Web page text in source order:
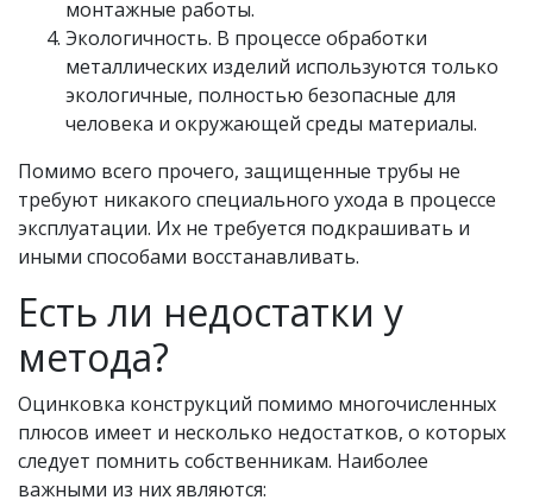
монтажные работы.
Экологичность. В процессе обработки
металлических изделий используются только
экологичные, полностью безопасные для
человека и окружающей среды материалы.
Помимо всего прочего, защищенные трубы не
требуют никакого специального ухода в процессе
эксплуатации. Их не требуется подкрашивать и
иными способами восстанавливать.
Есть ли недостатки у
метода?
Оцинковка конструкций помимо многочисленных
плюсов имеет и несколько недостатков, о которых
следует помнить собственникам. Наиболее
важными из них являются: